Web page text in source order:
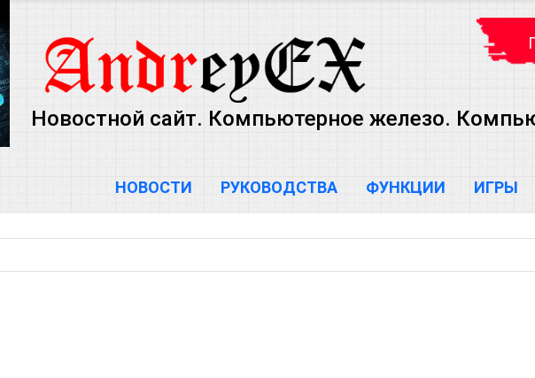
Новостной сайт. Компьютерное железо.
НОВОСТИ РУКОВОДСТВА ФУНКЦИИ ИГРЫ